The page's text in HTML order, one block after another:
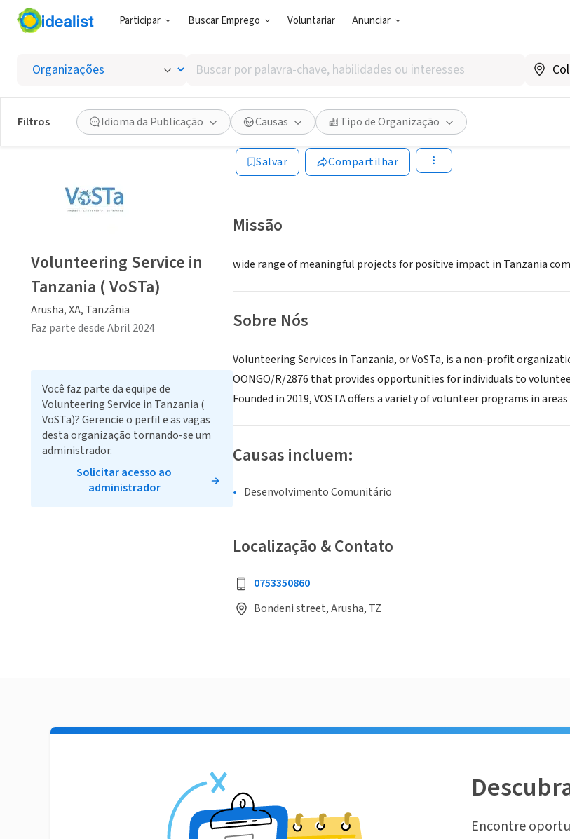
Participar Buscar Emprego Voluntariar Anunciar
Buscar
por
palavra-
chave,
habilidades
ou
interesses
Filtros Idioma da Publicação Causas Tipo de Organização
Volunteering Service in
Arusha, XA, Tanzânia|vosta.org/about.html
Salvar Compartilhar
Missão
wide range of meaningful projects for positive impact in Tanzania
Sobre Nós
Volunteering Services in Tanzania, or VoSTa, is a non-profit
OONGO/R/2876 that provides opportunities for individuals to
Founded in 2019, VOSTA offers a variety of volunteer programs in
Causas incluem:
Desenvolvimento Comunitário
Localização & Contato
0753350860
Bondeni street, Arusha, TZ
Volunteering Service in
Tanzania ( VoSTa)
Arusha, XA, Tanzânia
Faz parte desde Abril 2024
Você faz parte da equipe de
Volunteering Service in Tanzania (
VoSTa)? Gerencie o perfil e as vagas
desta organização tornando-se um
administrador.
Solicitar acesso ao
administrador
Encontre